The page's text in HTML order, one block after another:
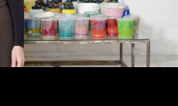
Video